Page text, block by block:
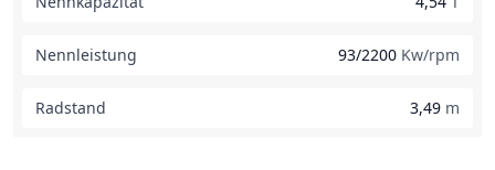
Nennleistung 93/2200 Kw/rpm
Radstand 3,49 m